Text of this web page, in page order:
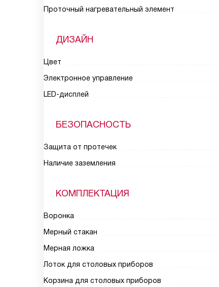
Проточный нагревательный элемент
ДИЗАЙН
Цвет
Электронное управление
LED-дисплей
БЕЗОПАСНОСТЬ
Защита от протечек
Наличие заземления
КОМПЛЕКТАЦИЯ
Воронка
Мерный стакан
Мерная ложка
Лоток для столовых приборов
Корзина для столовых приборов